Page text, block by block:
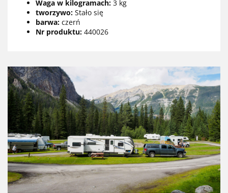
Waga w kilogramach: 3 kg
tworzywo: Stało się
barwa: czerń
Nr produktu: 440026